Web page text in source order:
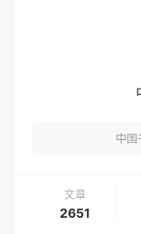
中国
文章
2651